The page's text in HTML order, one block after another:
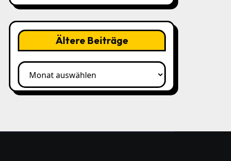
Ältere Beiträge
Ältere
Beiträge